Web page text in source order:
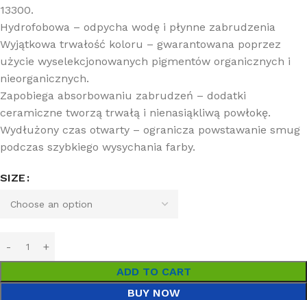
13300.
Hydrofobowa – odpycha wodę i płynne zabrudzenia
Wyjątkowa trwałość koloru – gwarantowana poprzez
użycie wyselekcjonowanych pigmentów organicznych i
nieorganicznych.
Zapobiega absorbowaniu zabrudzeń – dodatki
ceramiczne tworzą trwałą i nienasiąkliwą powłokę.
Wydłużony czas otwarty – ogranicza powstawanie smug
podczas szybkiego wysychania farby.
SIZE
ADD TO CART
BUY NOW